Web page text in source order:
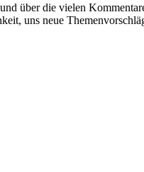
über die vielen
uns neue